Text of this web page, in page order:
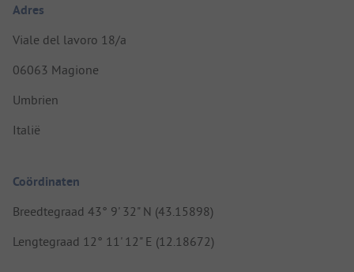
Adres
Viale del lavoro 18/a
06063 Magione
Umbrien
Italië
Coördinaten
Breedtegraad 43° 9' 32" N (43.15898)
Lengtegraad 12° 11' 12" E (12.18672)